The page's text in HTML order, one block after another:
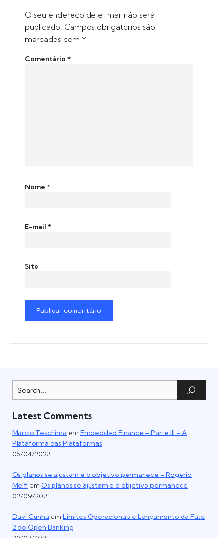
O seu endereço de e-mail não será
publicado. Campos obrigatórios são
marcados com *
Comentário *
Nome *
E-mail *
Site
Latest Comments
Marcio Teschima em Embedded Finance – Parte III – A
Plataforma das Plataformas
05/04/2022
Os planos se ajustam e o objetivo permanece – Rogerio
Melfi em Os planos se ajustam e o objetivo permanece
02/09/2021
Davi Cunha em Limites Operacionais e Lançamento da Fase
2 do Open Banking